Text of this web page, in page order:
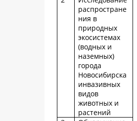
распростране
ния в
природных
экосистемах
(водных и
наземных)
города
Новосибирска
инвазивных
видов
животных и
растений